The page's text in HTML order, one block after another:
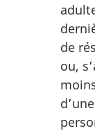
de
ou,